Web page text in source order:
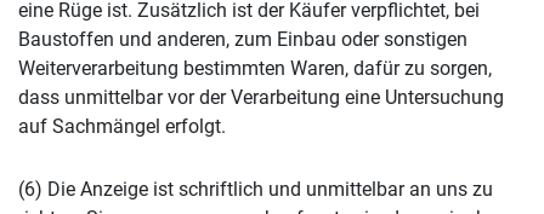
eine Rüge ist. Zusätzlich ist der Käufer verpflichtet, bei
Baustoffen und anderen, zum Einbau oder sonstigen
Weiterverarbeitung bestimmten Waren, dafür zu sorgen,
dass unmittelbar vor der Verarbeitung eine Untersuchung
auf Sachmängel erfolgt.
(6) Die Anzeige ist schriftlich und unmittelbar an uns zu